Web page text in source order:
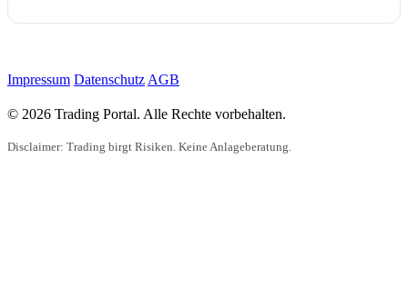
Impressum Datenschutz AGB
© 2026 Trading Portal. Alle Rechte vorbehalten.
Disclaimer: Trading birgt Risiken. Keine Anlageberatung.